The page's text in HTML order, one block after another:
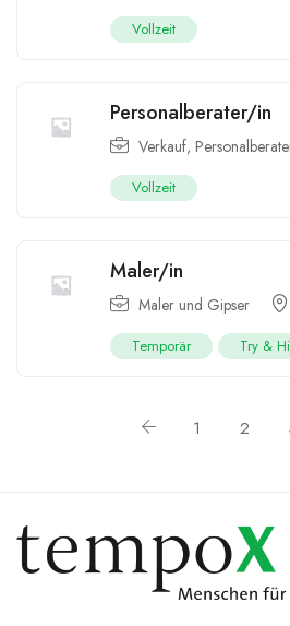
Vollzeit
Personalberater/in
Verkauf,
Vollzeit
Maler/in
Maler und Gipser
Temporär Try &
1 2